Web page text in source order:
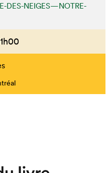
DES-NEIGES—NOTRE-